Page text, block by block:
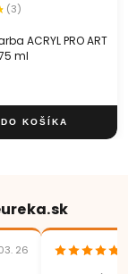
ACRYL PRO ART
ml
(3)
26